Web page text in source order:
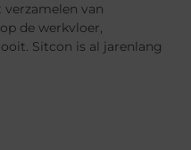
van
de werkvloer,
Sitcon is al jarenlang